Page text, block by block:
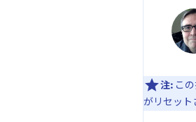
注: こ
がリセット